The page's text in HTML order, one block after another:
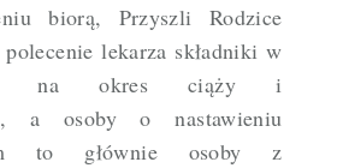
biorą, Przyszli Rodzice
polecenie lekarza składniki w
na okres ciąży i
a osoby o nastawieniu
to głównie osoby z